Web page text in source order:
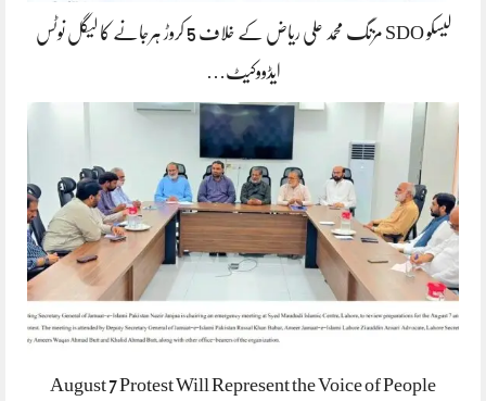
لیسکو SDO مزنگ محمد علی ریاض کے خلاف 5 کروڑ ہرجانے کا لیگل نوٹس
ایڈووکیٹ…
August 7 Protest Will Represent the Voice of People